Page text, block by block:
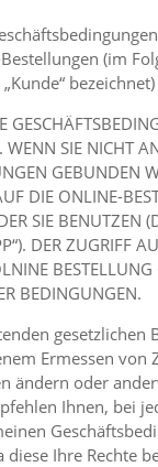
(im
bezeichnet)
WENN SIE NICHT
GEBUNDEN
DIE ONLINE-
SIE BENUTZEN
DER ZUGRIFF
BESTELLUNG
BEDINGUNGEN.
gesetzlichen
Ermessen von
ändern oder
Ihnen, bei
diese Ihre Rechte